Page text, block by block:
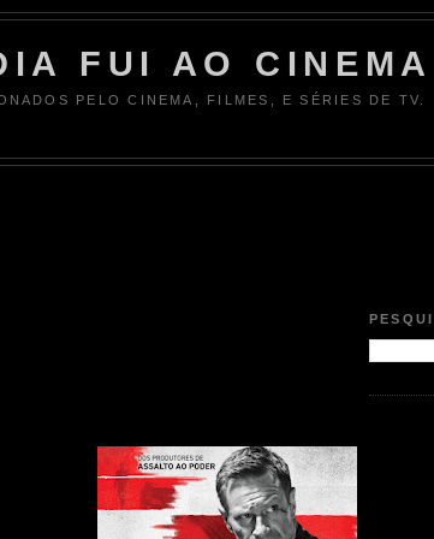
FUI AO CINEMA
PELO CINEMA, FILMES, E SÉRIES DE TV.